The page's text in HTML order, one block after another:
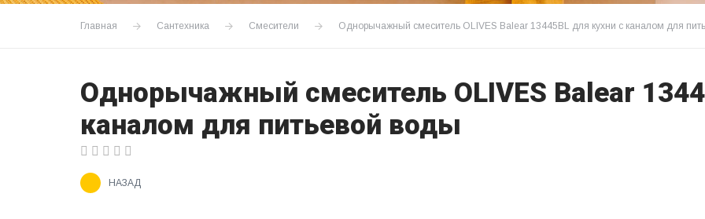
Главная Сантехника Смесители Однорычажный смеситель OLIVES Balear 13445BL для кухни с каналом для
Однорычажный смеситель OLIVES Balear
каналом для питьевой воды
НАЗАД